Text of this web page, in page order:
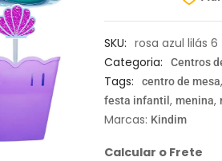
SKU: rosa azul lilás 6
Categoria:
Centros
Tags: centro de mesa
festa infantil ,menina,
Marcas: Kindim
Calcular o Frete